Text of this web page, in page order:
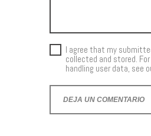
I agree that my
collected and stored.
handling user data, see